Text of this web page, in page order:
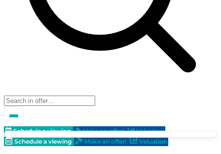
Schedule a viewing Make an offer!
Valuation
Schedule a viewing
Make an offer! Valuation